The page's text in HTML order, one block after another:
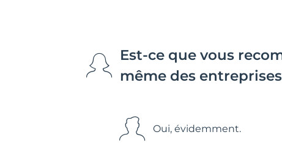
Est-ce que vous
même des
Oui, évidemment.